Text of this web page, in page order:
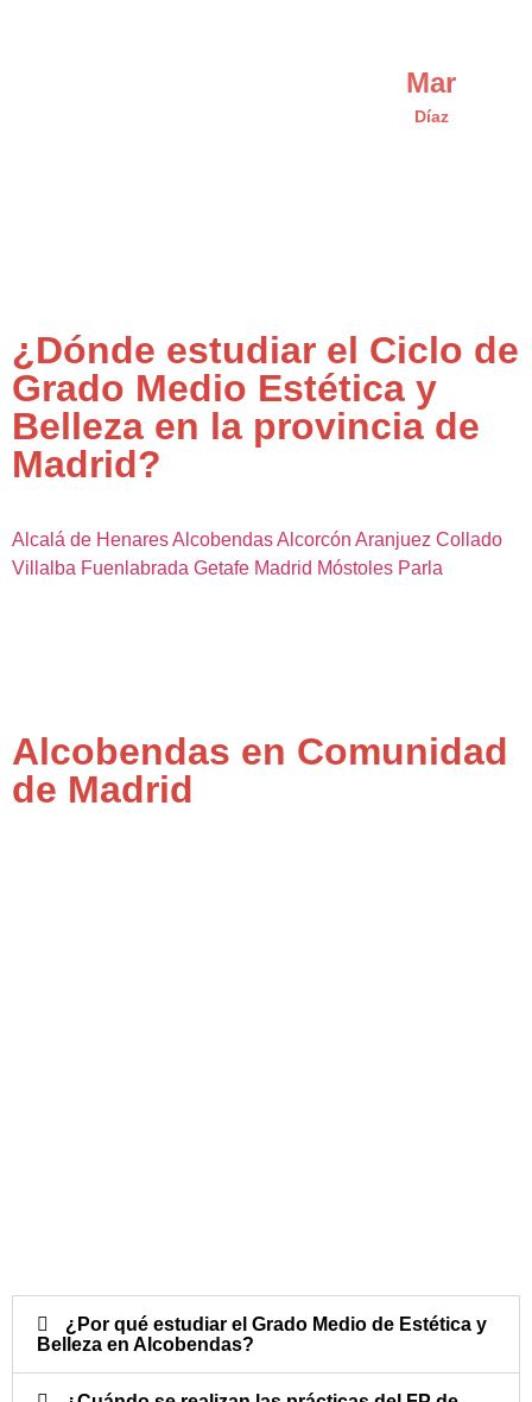
Mar
Díaz
¿Dónde estudiar el Ciclo de
Grado Medio Estética y
Belleza en la provincia de
Madrid?
Alcalá de HenaresAlcobendasAlcorcón Aranjuez Collado
Villalba Fuenlabrada Getafe Madrid Móstoles Parla
Alcobendas en Comunidad
de Madrid
¿Por qué estudiar el Grado Medio de Estética y
Belleza en Alcobendas?